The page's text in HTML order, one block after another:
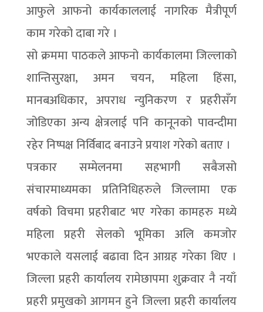
आफुले आफनो कार्यकाललाई नागरिक मैत्रीपूर्ण
काम गरेको दाबा गरे ।
सो क्रममा पाठकले आफनो कार्यकालमा जिल्लाको
शान्तिसुरक्षा, अमन चयन, महिला हिंसा,
मानबअधिकार, अपराध न्युनिकरण र प्रहरीसँग
जोडिएका अन्य क्षेत्रलाई पनि कानूनको पावन्दीमा
रहेर निष्पक्ष निर्विबाद बनाउने प्रयाश गरेको बताए ।
पत्रकार सम्मेलनमा सहभागी सबैजसो
संचारमाध्यमका प्रतिनिधिहरुले जिल्लामा एक
वर्षको विचमा प्रहरीबाट भए गरेका कामहरु मध्ये
महिला प्रहरी सेलको भूमिका अलि कमजोर
भएकाले यसलाई बढावा दिन आग्रह गरेका थिए ।
जिल्ला प्रहरी कार्यालय रामेछापमा शुक्रवार नै नयाँ
प्रहरी प्रमुखको आगमन हुने जिल्ला प्रहरी कार्यालय